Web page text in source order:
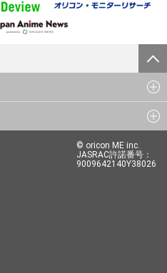
© oricon ME inc.
JASRAC許諾番号：
9009642140Y38026